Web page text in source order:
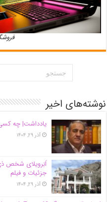
نوشته‌های اخیر
یادداشت| ‌چه
آذر ۲۹, ۱۴۰۴
اَبَر‌ویلای شخص
جزئیات و فیلم
آذر ۲۹, ۱۴۰۴